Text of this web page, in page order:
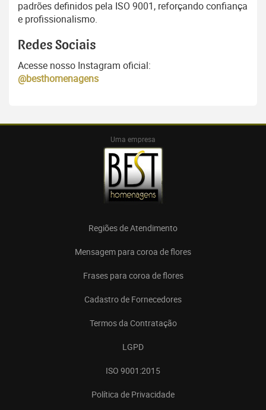
padrões definidos pela ISO 9001, reforçando confiança
e profissionalismo.
Redes Sociais
Acesse nosso Instagram oficial:
@besthomenagens
Uma empresa
Regiões de Atendimento
Mensagem para coroa de flores
Frases para coroa de flores
Cadastro de Fornecedores
Termos da Contratação
LGPD
ISO 9001:2015
Política de Privacidade